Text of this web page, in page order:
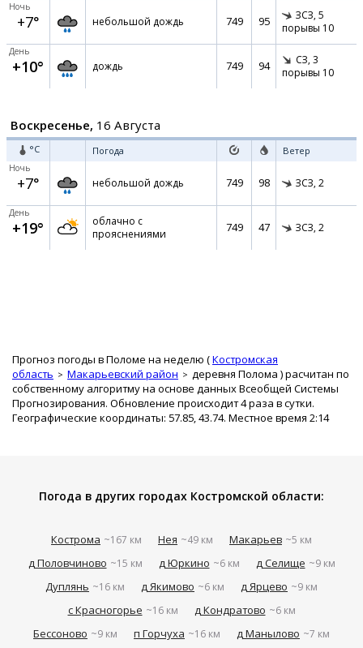
Ночь
+7° небольшой дождь 749 95 ЗСЗ, 5
порывы 10
День
+10° дождь 749 94 СЗ, 3
порывы 10
Воскресенье, 16 Августа
°C Погода Ветер
Ночь
+7° небольшой дождь 749 98 ЗСЗ, 2
День
+19°
облачно с
прояснениями
749 47 ЗСЗ, 2
Прогноз погоды в Поломе на неделю (Костромская
область
Макарьевский район деревня Полома ) расчитан по
собственному алгоритму на основе данных Всеобщей Системы
Прогнозирования. Обновление происходит 4 раза в сутки.
Географические координаты: 57.85, 43.74. Местное время 2:14
Погода в других городах Костромской области:
Кострома ~167 км Нея ~49 км Макарьев ~5 км
д Половчиново ~15 км д Юркино ~6 км д Селище ~9 км
Дуплянь ~16 км д Якимово ~6 км д Ярцево ~9 км
с Красногорье ~16 км д Кондратово ~6 км
Бессоново ~9 км п Горчуха ~16 км д Манылово ~7 км